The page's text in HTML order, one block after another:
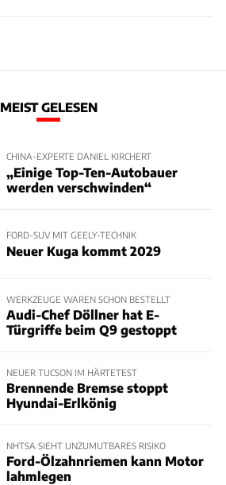
MEIST GELESEN
CHINA-EXPERTE DANIEL KIRCHERT
„Einige Top-Ten-Autobauer
werden verschwinden“
FORD-SUV MIT GEELY-TECHNIK
Neuer Kuga kommt 2029
WERKZEUGE WAREN SCHON BESTELLT
Audi-Chef Döllner hat E-
Türgriffe beim Q9 gestoppt
NEUER TUCSON IM HÄRTETEST
Brennende Bremse stoppt
Hyundai-Erlkönig
NHTSA SIEHT UNZUMUTBARES RISIKO
Ford-Ölzahnriemen kann Motor
lahmlegen